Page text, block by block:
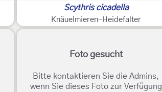
Scythris cicadella
Knäuelmieren-Heidefalter
Foto gesucht
Bitte kontaktieren Sie die Admins,
wenn Sie dieses Foto zur Verfügung